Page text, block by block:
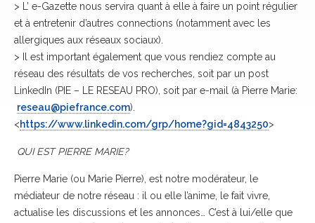
> L’ e-Gazette nous servira quant à elle à faire un point régulier
et à entretenir d’autres connections (notamment avec les
allergiques aux réseaux sociaux).
> Il est important également que vous rendiez compte au
réseau des résultats de vos recherches, soit par un post
LinkedIn (PIE – LE RESEAU PRO), soit par e-mail (à Pierre Marie:
reseau@piefrance.com).
<https://www.linkedin.com/grp/home?gid=4843250>
QUI EST PIERRE MARIE?
Pierre Marie (ou Marie Pierre), est notre modérateur, le
médiateur de notre réseau : il ou elle l’anime, le fait vivre,
actualise les discussions et les annonces… C’est à lui/elle que